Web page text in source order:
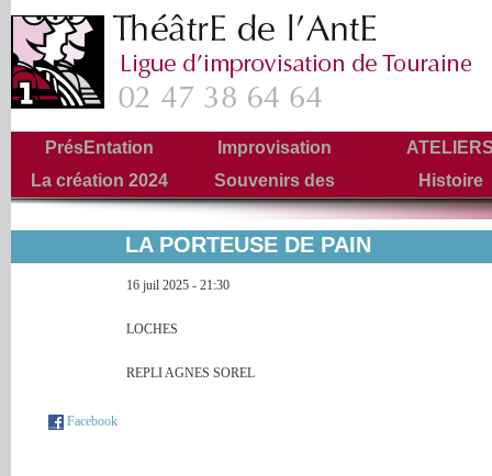
PrésEntation Improvisation
La création 2024
Souvenirs des
Tournées
Histoire
LA PORTEUSE DE PAIN
16 juil 2025 - 21:30
LOCHES
REPLI AGNES SOREL
Facebook